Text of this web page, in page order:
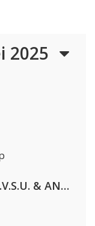
2025
Lustrum U.V.S.V/N.V.V.S.U. & ANNO ONS & Jopke van Dobbenburgh & Roeland Beelen